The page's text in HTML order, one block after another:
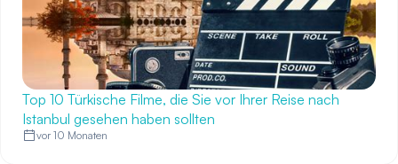
Top 10 Türkische Filme, die Sie vor Ihrer Reise nach
Istanbul gesehen haben sollten
vor 10 Monaten